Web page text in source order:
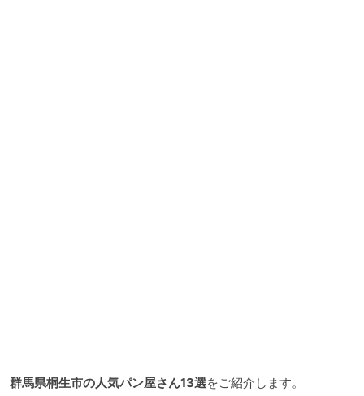
群馬県桐生市の人気パン屋さん13選をご紹介します。